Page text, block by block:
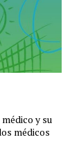
y su
médicos